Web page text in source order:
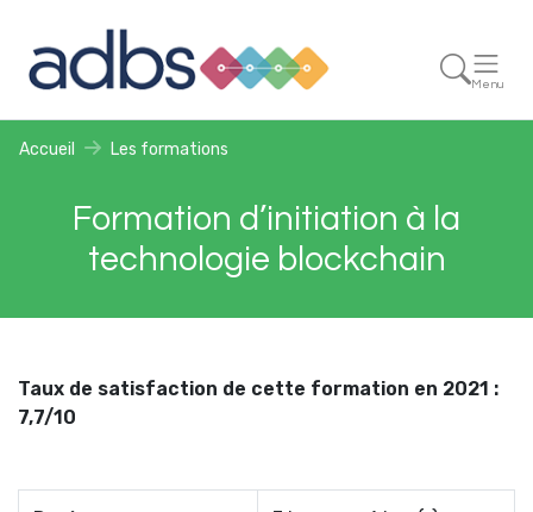
Menu
Accueil Les formations
Formation d’initiation à la
technologie blockchain
Taux de satisfaction de cette formation en 2021 :
7,7/10